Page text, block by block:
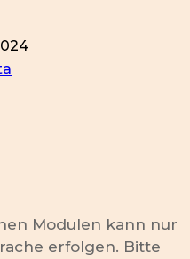
Modulen kann nur
erfolgen. Bitte